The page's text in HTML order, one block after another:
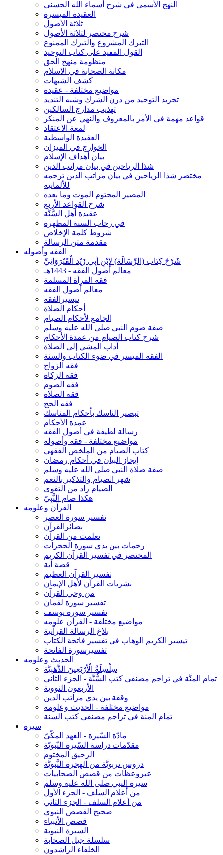
النهج الأسمى في شرح أسماء الله الحسنى
العقيدة الميسرة
ثلاثة الأصول
شرح مختصر لثلاثة الأصول
التبرك المشروع والتبرك الممنوع
القول المفيد على كتاب التوحيد
منظومة منهج الحق
مكانة الصحابة في الاسلام
كشف الشبهات
مواضيع مختلفة - عقيدة
تجريد التوحيد من درن الشرك وشبه التنديد
تهذيب مدارج السالكين
قواعد مهمة في الأمر بالمعروف والنهي عن المنكر
لمعة الاعتقاد
العقيدة الواسطية
الخوارج في الميزان
بيان أهداف الإسلام
شذا الرياحين في بيان مراتب الدين
مختصر شذا الرياحين في بيان مراتب الدين ترجمه
للألمانيه
المصير المحتوم الموت وما بعده
شرح القواعد الأربع
عقيدة أهل السُّنَّة
في رحاب السنة المطهرة
شروط كلمة الإخلاص
مقدمة متن الرسالة
الفقه وأصوله
شَرْحُ كِتَاب (الرِّسَالَة) لابْنِ أبِي زَيْد الْقَيْرَوَانِيِّ
معالم أصول الفقه - 1443هـ
فقه المرأة المسلمة
معالم أصول الفقه
تيسيرالفقه
أحكام الصلاة
الجامع لأحكام الصيام
صفة صوم النبي صلى الله عليه وسلم
شرح كتاب الصيام من عمدة الأحكام
آداب المشي إلى الصلاة
الفقه الميسر في ضوء الكتاب والسنة
فقه الزواج
فقه الزكاة
فقه الصوم
فقه الصلاة
فقه الحج
تبصير الناسك بأحكام المناسك
عمدة الأحكام
رسالة لطيفة في أصول الفقه
مواضيع مختلفة - فقه وأصوله
كتاب الصيام من الملخص الفقهي
إيجاز البيان في أحكام رمضان
صفة صلاة النبي صلى الله عليه وسلم
شهر الصيام والتذكير بالنعم
الصيام زاد من التقوى
هكذا صام النَّبِيّ
القرآن وعلومه
تفسير سورة العصر
بصائرالقرآن
تعلمت من القرآن
رحمات بين يدي سورة الحجرات
المختصر في تفسير القرآن الكريم
قصة آية
تفسير القرآن العظيم
بشريات القرآن لأهل الإيمان
من وحي القرآن
تفسير سورة لقمان
تفسير سورة يوسف
مواضيع مختلفة - القرآن علومه
بلاغ الرسالة القرآنية
تيسير الكريم الوهاب في تفسير فاتحة الكتاب
تفسيرسورة الفاتحة
الحديث وعلومه
سِلْسِلَةُ الْأرْبَعِينَ الذَّهَبِيَّة
تمام المنَّة في تراجم مصنفي كتب السُّنَّة - الجزء الثاني
الأربعون النووية
وقفة بين يدي مراتب الدين
مواضيع مختلفة - الحديث وعلومه
تمام المنة في تراجم مصنفي كتب السنة
سيرة
مادّة السّيرة - العهد المكّيّ
مقدّمات دراسة السّيرة النّبويّة
الرحيق المختوم
دروس تربويَّة من الهجرة النَّبويَّة
عبروعظات من قصص الصحابيات
سيرة النبي صلى الله عليه وسلم
من أعلام السلف - الجزء الأول
من أعلام السلف - الجزء الثاني
صحيح القصص النبوي
قصص الأنبياء
السيرة النبوية
سلسلة جيل الصحابة
الخلفاء الراشدون